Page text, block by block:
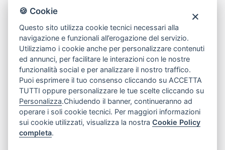
80078 Pozzuoli
tel081.7515380
emailinfo@edicomm.it
Assistenza Clienti
Chi siamo
My Account
🍪 Cookie
Questo sito utilizza cookie tecnici necessari alla
navigazione e funzionali all’erogazione del servizio.
Utilizziamo i cookie anche per personalizzare contenuti
ed annunci, per facilitare le interazioni con le nostre
funzionalità social e per analizzare il nostro traffico.
Puoi esprimere il tuo consenso cliccando su ACCETTA
TUTTI oppure personalizzare le tue scelte cliccando su
Personalizza.Chiudendo il banner, continueranno ad
operare i soli cookie tecnici. Per maggiori informazioni
sui cookie utilizzati, visualizza la nostraCookie Policy
completa.